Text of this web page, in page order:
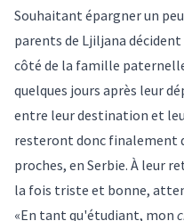
Souhaitant épargner un
parents de Ljiljana décident
côté de la famille
quelques jours après leur
entre leur destination et
resteront donc finalement
proches, en Serbie. À leur
la fois triste et bonne,
«En tant qu'étudiant, mon